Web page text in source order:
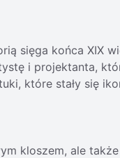
sięga końca XIX
i projektanta,
które stały się
kloszem, ale